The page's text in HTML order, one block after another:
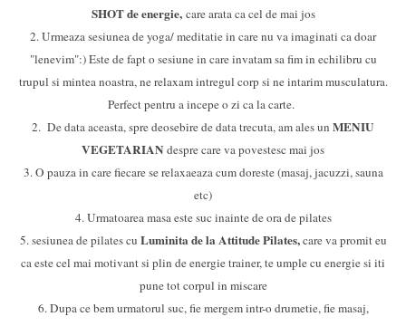
SHOT de energie, care arata ca cel de mai jos
2. Urmeaza sesiunea de yoga/ meditatie in care nu va imaginati ca doar
"lenevim":) Este de fapt o sesiune in care invatam sa fim in echilibru cu
trupul si mintea noastra, ne relaxam intregul corp si ne intarim musculatura.
Perfect pentru a incepe o zi ca la carte.
2. De data aceasta, spre deosebire de data trecuta, am ales un MENIU
VEGETARIAN despre care va povestesc mai jos
3. O pauza in care fiecare se relaxaeaza cum doreste (masaj, jacuzzi, sauna
etc)
4. Urmatoarea masa este suc inainte de ora de pilates
5. sesiunea de pilates cu Luminita de la Attitude Pilates,care va promit eu
ca este cel mai motivant si plin de energie trainer, te umple cu energie si iti
pune tot corpul in miscare
6. Dupa ce bem urmatorul suc, fie mergem intr-o drumetie, fie masaj,